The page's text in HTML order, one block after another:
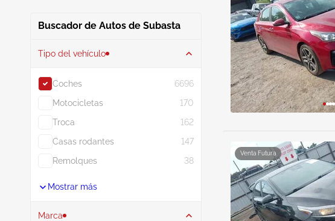
Buscador de Autos de Subasta
Tipo del vehículo
Coches
6696
Motocicletas
170
Troca
162
Casas rodantes
147
Remolques
38
Mostrar más
Marca
Venta Futura